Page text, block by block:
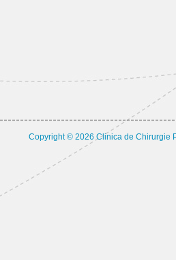
Copyright © 2026 Clinica de Chirurgie